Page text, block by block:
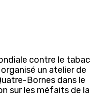
contre le tabac
un atelier de
Bornes dans le
sur les méfaits de la